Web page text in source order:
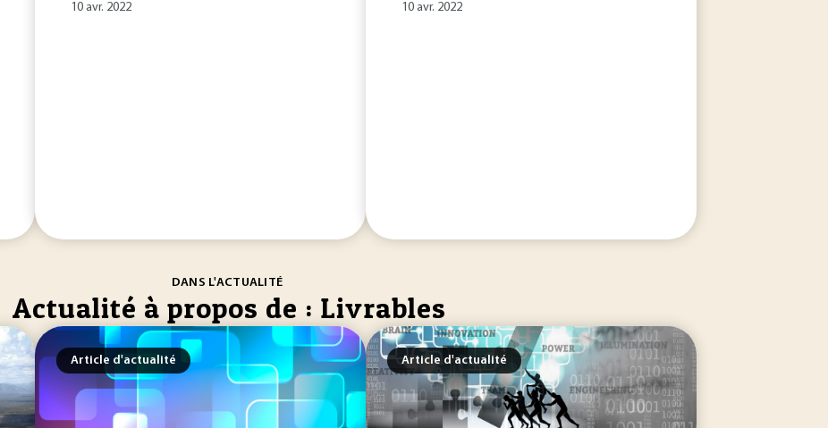
10 avr. 2022 10 avr. 2022
DANS L'ACTUALITÉ
Actualité à propos de : Livrables
Article d'actualité Article d'actualité